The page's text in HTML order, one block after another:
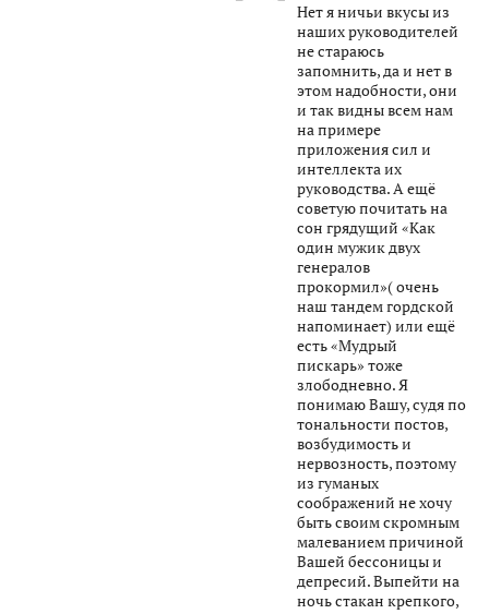
Нет я ничьи вкусы из
наших руководителей
не стараюсь
запомнить, да и нет в
этом надобности, они
и так видны всем нам
на примере
приложения сил и
интеллекта их
руководства. А ещё
советую почитать на
сон грядущий «Как
один мужик двух
генералов
прокормил»( очень
наш тандем гордской
напоминает) или ещё
есть «Мудрый
пискарь» тоже
злободневно. Я
понимаю Вашу, судя по
тональности постов,
возбудимость и
нервозность, поэтому
из гуманых
соображений не хочу
быть своим скромным
малеванием причиной
Вашей бессоницы и
депресий. Выпейти на
ночь стакан крепкого,